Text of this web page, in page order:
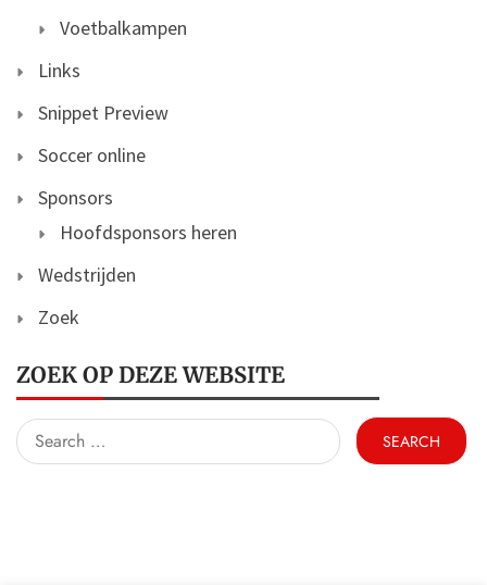
Voetbalkampen
Links
Snippet Preview
Soccer online
Sponsors
Hoofdsponsors heren
Wedstrijden
Zoek
ZOEK OP DEZE WEBSITE
Search
for: